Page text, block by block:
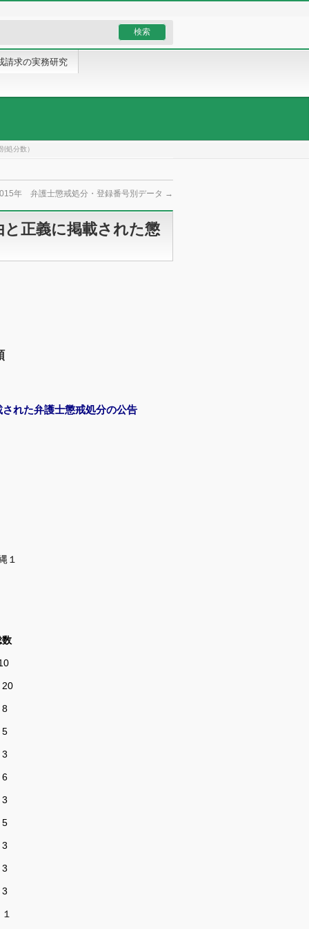
請求の実務研究
処分数）
年 弁護士懲戒処分・登録番号別データ →
正義に掲載された懲
された弁護士懲戒処分の公告
１
20
8
5
3
6
3
3
3
3